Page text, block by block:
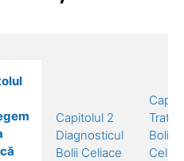
Capitolul 2
Diagnosticul
Bolii Celiace
Bolii